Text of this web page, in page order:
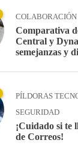
COLABORACIÓN
Comparativa
Central y
semejanzas y
PÍLDORAS
SEGURIDAD
¡Cuidado si te
de Correos!